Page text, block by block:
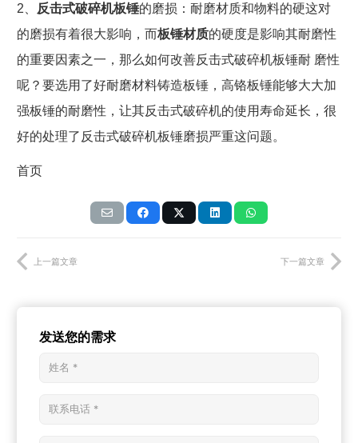
2 反击式破碎机板锤的磨损：耐磨材质和物料的硬这对
的磨损有着很大影响，而板锤材质的硬度是影响其耐磨性
的重要因素之一，那么如何改善反击式破碎机板锤耐 磨性
呢？要选用了好耐磨材料铸造板锤，高铬板锤能够大大加
强板锤的耐磨性，让其反击式破碎机的使用寿命延长，很
好的处理了反击式破碎机板锤磨损严重这问题。
首页
上一篇文章 下一篇文章
发送您的需求